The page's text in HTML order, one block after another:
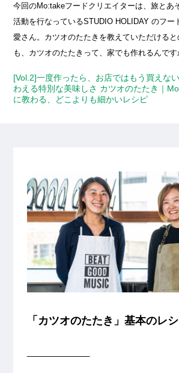
今回のMo:takeフードクリエイターは、旅とあ
活動を行なっているSTUDIO HOLIDAY のフー
愛さん。カツオのたたきを教えていただける
も、カツオのたたきって、家でも作れるんで
[Vol.2]一度作ったら、お店ではもう買えな
わえる特別な美味しさ カツオのたたき｜
に教わる、どこよりも細かいレシピ
「カツオのたたき」基本のレ